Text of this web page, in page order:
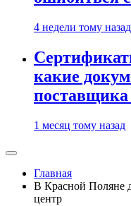
4 недели тому назад
какие
поставщика
1 месяц тому назад
Главная
В Красной Поляне
центр